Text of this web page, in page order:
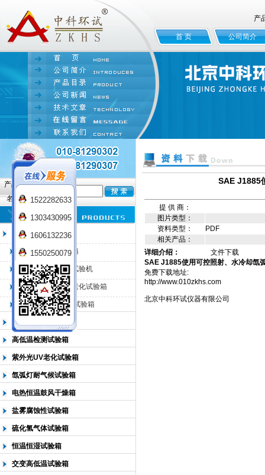
北京中科环试仪器有限公司
产
首 页 公司简介
产品
名:
臭氧老化试验箱
QL-100臭氧老化箱
QL-225臭氧老化试验机
QL-500动态臭氧老化试验箱
QL-0*型臭氧老化试验箱
低温恒温试验箱
高低温检测试验箱
紫外光UV老化试验箱
氙弧灯耐气候试验箱
电热恒温鼓风干燥箱
盐雾腐蚀性试验箱
硫化氢气体试验箱
恒温恒湿试验箱
交变高低温试验箱
SAE J1885
提 供 商：
图片类型：
资料类型：
PDF
相关产品：
详细介绍：
文件下载
SAE J1885使用可控照射、水冷却氙
免费下载地址:
http://www.010zkhs.com
北京中科环试仪器有限公司
1522282633
1303430995
1606132236
1550250079